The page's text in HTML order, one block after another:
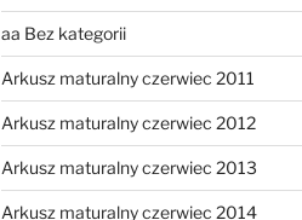
aa Bez kategorii
Arkusz maturalny czerwiec 2011
Arkusz maturalny czerwiec 2012
Arkusz maturalny czerwiec 2013
Arkusz maturalny czerwiec 2014